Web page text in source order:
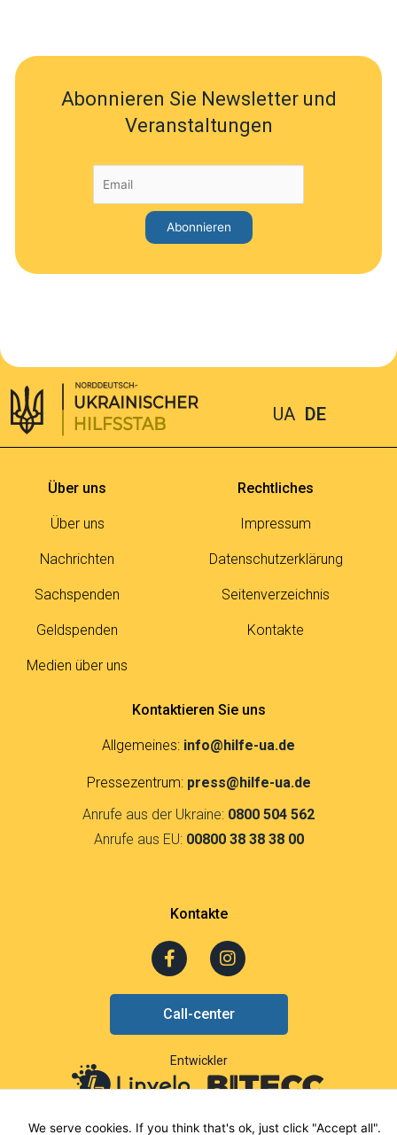
Abonnieren Sie Newsletter und
Veranstaltungen
UA DE
Über uns
Über uns
Nachrichten
Sachspenden
Geldspenden
Medien über uns
Rechtliches
Impressum
Datenschutzerklärung
Seitenverzeichnis
Kontakte
Kontaktieren Sie uns
Allgemeines: info@hilfe-ua.de
Pressezentrum: press@hilfe-ua.de
Anrufe aus der Ukraine: 0800 504 562
Anrufe aus EU: 00800 38 38 38 00
Kontakte
F
a
b
o
o
k
-
I
n
a
g
r
a
m
Call-center
Entwickler
We serve cookies. If you think that's ok, just click "Accept all".